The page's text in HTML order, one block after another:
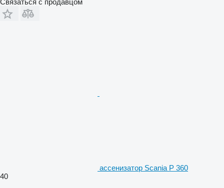
Связаться с продавцом
ассенизатор Scania P 360
40